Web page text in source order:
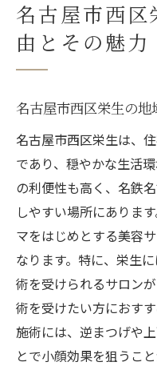
名古屋市西区
由とその魅力
名古屋市西区栄生の
名古屋市西区栄生は、
であり、穏やかな生活
の利便性も高く、名鉄
しやすい場所にありま
マをはじめとする美容
なります。特に、栄生
術を受けられるサロン
術を受けたい方におす
施術には、逆まつげや
とで小顔効果を狙うこ